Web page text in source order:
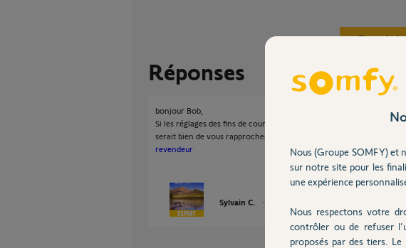
Réponses
bonjour Bob,
Si les réglages des fins de courses ne sont plus possible, il faudra
serait bien de vous rapprocher d'un installateur.
revendeur
Sylvain C.
Nous (Groupe SOMFY) et
sur notre site pour les
une expérience
Nous respectons votre
contrôler ou de refuser
proposés par des tiers.